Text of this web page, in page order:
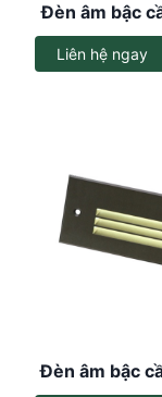
Đèn LED
Đèn LED
Đèn âm bậc
Liên hệ ngay
Đèn âm bậc